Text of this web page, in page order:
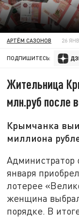
АРТЁМ САЗОНОВ 26
ПОДПИШИТЕСЬ:
Жительница
млн.руб после
Крымчанка
миллиона
Администратор
января
лотерее
женщина
порядке. В